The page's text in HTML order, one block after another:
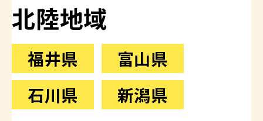
北陸地域
福井県
富山県
石川県
新潟県